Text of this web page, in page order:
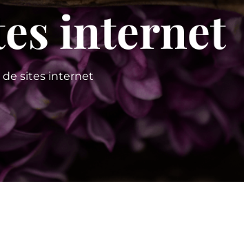
internet
de sites internet